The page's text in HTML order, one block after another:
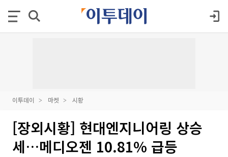
이투데이 마켓 시황
[장외시황] 현대엔지니어링 상승
세…메디오젠 10.81% 급등